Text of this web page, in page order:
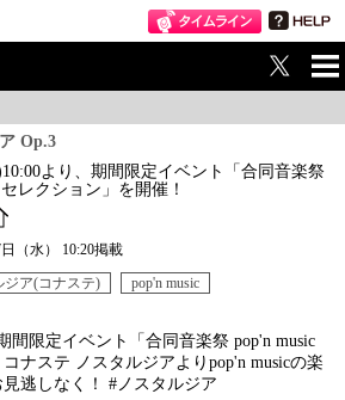
Op.3
より、期間限定イベント「合同音楽祭
レクション」を開催！
（水） 10:20掲載
ジア(コナステ) pop'n music
間限定イベント「合同音楽祭 pop'n music
ナステ ノスタルジアよりpop'n musicの楽
逃しなく！ #ノスタルジア